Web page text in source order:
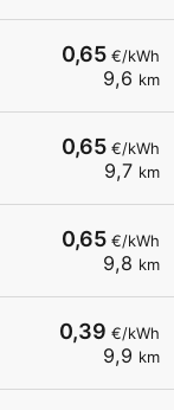
0,65 €/kWh
9,6 km
0,65 €/kWh
9,7 km
0,65 €/kWh
9,8 km
0,39 €/kWh
9,9 km